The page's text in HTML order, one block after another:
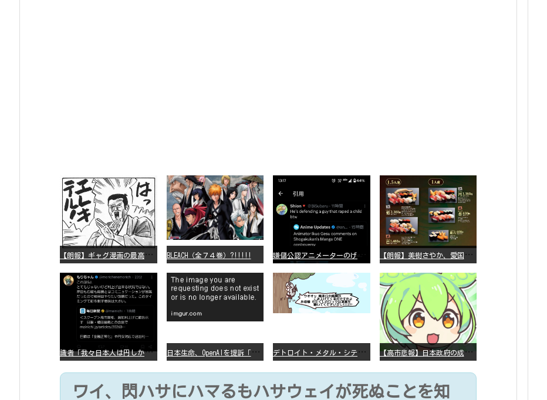
【
朗報】ギャグ漫画の最高傑作、「パタリロ」に決まる BLEACH（全７４巻）?!!!!! 嫌
儲公認アニメーターのげそいくおさん、マンガワン騒動を冷笑してスーパー大炎上 【
朗報】美樹さやか、愛国に目覚める
識
者「我々日本人は円しか使っていないので円安になろうが問題ない」 日
本生命、OpenAIを提訴「ChatGPTが非弁行為」 デ
トロイト・メタル・シティー ⇐これ、いまアニメ化したら、えらいことになってたよな？ 【
高市悲報】日本政府の成長戦略に「暗号資産」が消えるいったいなぜ…？
ワイ、閃ハサにハマるもハサウェイが死ぬことを知